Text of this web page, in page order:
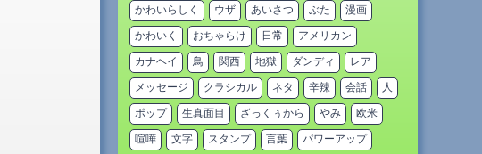
かわいらしく ウザ あいさつ ぶた 漫画
かわいく おちゃらけ 日常 アメリカン
カナヘイ 鳥 関西 地獄 ダンディ レア
メッセージ クラシカル ネタ 辛辣 会話 人
ポップ 生真面目 ざっくぅから やみ 欧米
喧嘩 文字 スタンプ 言葉 パワーアップ